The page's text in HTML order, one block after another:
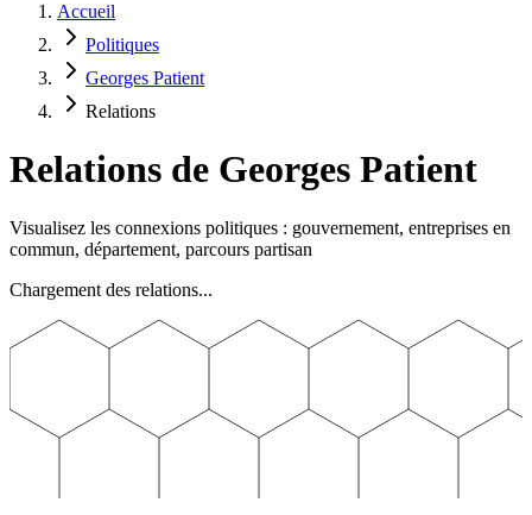
Accueil
Politiques
Georges Patient
Relations
Relations de Georges Patient
Visualisez les connexions politiques : gouvernement, entreprises en
commun, département, parcours partisan
Chargement des relations...